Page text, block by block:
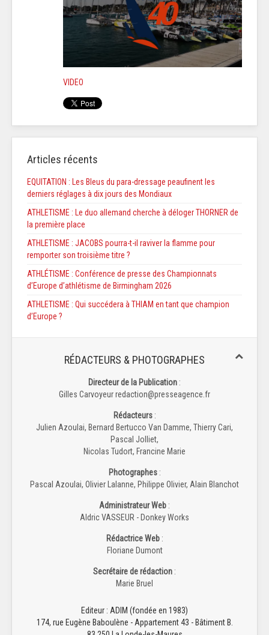
VIDEO
Articles récents
EQUITATION : Les Bleus du para-dressage peaufinent les
derniers réglages à dix jours des Mondiaux
ATHLETISME : Le duo allemand cherche à déloger THORNER de
la première place
ATHLETISME : JACOBS pourra-t-il raviver la flamme pour
remporter son troisième titre ?
ATHLÉTISME : Conférence de presse des Championnats
d’Europe d’athlétisme de Birmingham 2026
ATHLETISME : Qui succédera à THIAM en tant que champion
d’Europe ?
RÉDACTEURS & PHOTOGRAPHES
Directeur de la Publication :
Gilles Carvoyeur redaction@presseagence.fr
Rédacteurs:
Julien Azoulai, Bernard Bertucco Van Damme, Thierry Cari,
Pascal Jolliet,
Nicolas Tudort, Francine Marie
Photographes:
Pascal Azoulai, Olivier Lalanne, Philippe Olivier, Alain Blanchot
Administrateur Web :
Aldric VASSEUR - Donkey Works
Rédactrice Web:
Floriane Dumont
Secrétaire de rédaction :
Marie Bruel
Editeur : ADIM (fondée en 1983)
174, rue Eugène Baboulène - Appartement 43 - Bâtiment B.